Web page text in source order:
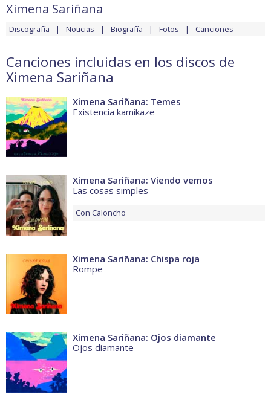
Ximena Sariñana
Discografía Noticias Biografía Fotos Canciones
Canciones incluidas en los discos de
Ximena Sariñana
Ximena Sariñana: Temes
Existencia kamikaze
Ximena Sariñana: Viendo vemos
Las cosas simples
Con Caloncho
Ximena Sariñana: Chispa roja
Rompe
Ximena Sariñana: Ojos diamante
Ojos diamante